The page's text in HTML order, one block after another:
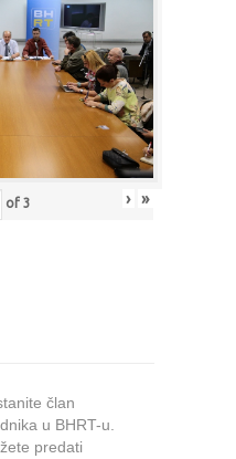
of 3 › »
član
u BHRT-u.
predati